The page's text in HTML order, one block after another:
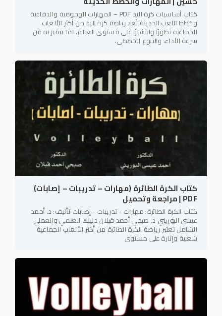
كتاب أساسيات كرة اليد PDF – المهارات الهجومية والدفاعية
وخطط اللعب الحديثة تُعد رياضة كرة اليد من أكثر الألعاب
الجماعية تطورًا وانتشارًا على مستوى العالم، لما تتميز به من
سرعة الأداء، والتنوع الخططي،
كتاب الكرة الطائرة (مهارات – تدريبات – إصابات)
PDF | مراجعة وتحميل
كتاب الكرة الطائرة: مهارات - تدريبات - إصابات تأليف: د. أحمد
عيسى البوريني د. صبحي أحمد قبلان دليلك العلمي والعملي
الشامل تعتبر رياضة الكرة الطائرة من أكثر الألعاب الجماعية
شعبية وإثارة على مستوى